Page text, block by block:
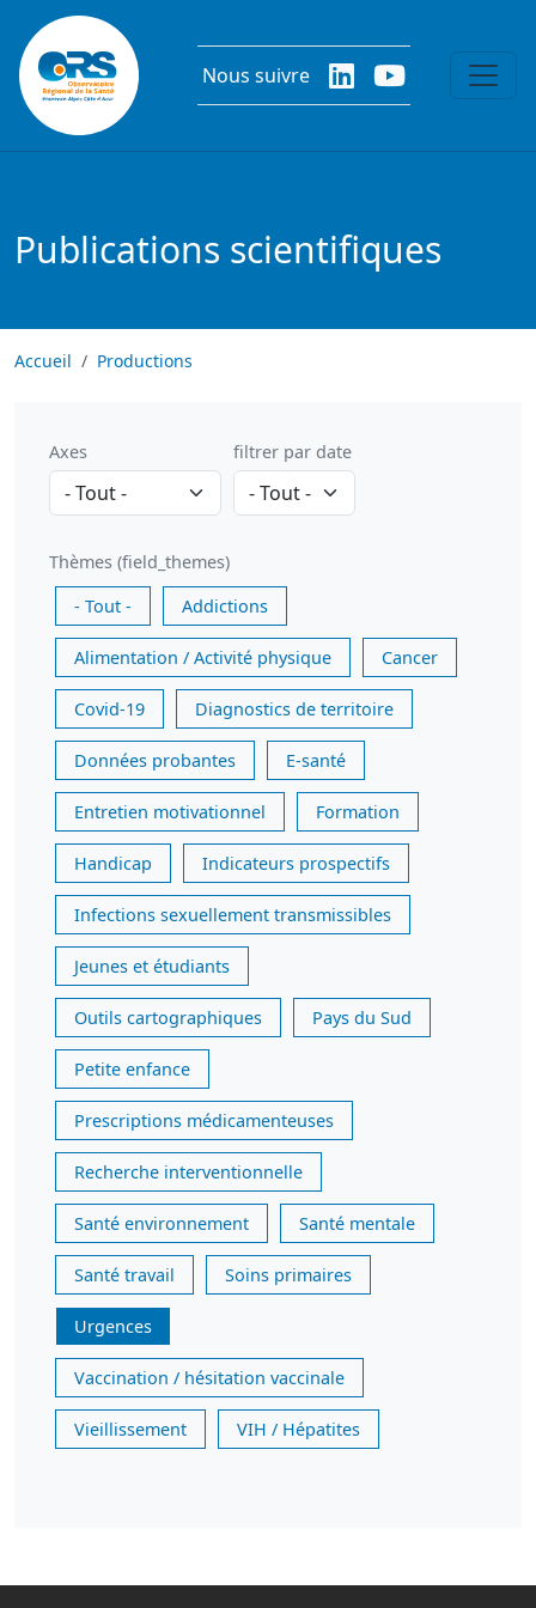
Aller au contenu principal
Nous suivre
Publications scientifiques
Accueil Productions
Axes filtrer par date
Thèmes (field_themes)
- Tout -
Addictions
Alimentation / Activité physique Cancer
Covid-19 Diagnostics de territoire
Données probantes E-santé
Entretien motivationnel Formation
Handicap Indicateurs prospectifs
Infections sexuellement transmissibles
Jeunes et étudiants
Outils cartographiques Pays du Sud
Petite enfance
Prescriptions médicamenteuses
Recherche interventionnelle
Santé environnement Santé mentale
Santé travail Soins primaires
Urgences
Vaccination / hésitation vaccinale
Vieillissement VIH / Hépatites